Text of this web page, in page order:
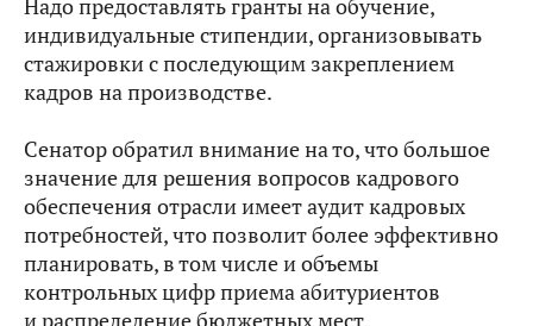
Надо предоставлять гранты на обучение,
индивидуальные стипендии, организовывать
стажировки с последующим закреплением
кадров на производстве.
Сенатор обратил внимание на то, что большое
значение для решения вопросов кадрового
обеспечения отрасли имеет аудит кадровых
потребностей, что позволит более эффективно
планировать, в том числе и объемы
контрольных цифр приема абитуриентов